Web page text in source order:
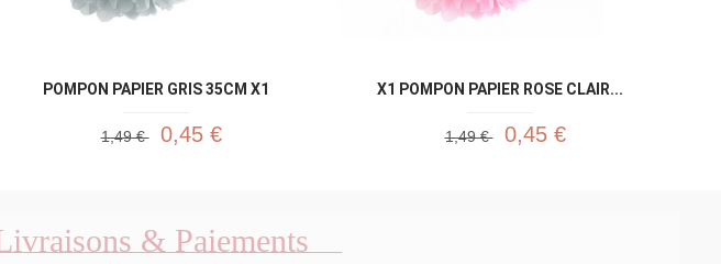
POMPON PAPIER GRIS 35CM X1
1,49 € 0,45 €
X1 POMPON PAPIER ROSE CLAIR...
1,49 € 0,45 €
& Paiements